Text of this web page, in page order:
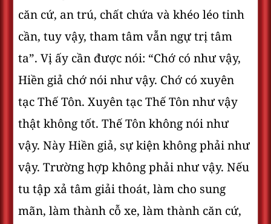
căn cứ, an trú, chất chứa và khéo léo tinh
cần, tuy vậy, tham tâm vẫn ngự trị tâm
ta”. Vị ấy cần được nói: “Chớ có như vậy,
Hiền giả chớ nói như vậy. Chớ có xuyên
tạc Thế Tôn. Xuyên tạc Thế Tôn như vậy
thật không tốt. Thế Tôn không nói như
vậy. Này Hiền giả, sự kiện không phải như
vậy. Trường hợp không phải như vậy. Nếu
tu tập xả tâm giải thoát, làm cho sung
mãn, làm thành cỗ xe, làm thành căn cứ,